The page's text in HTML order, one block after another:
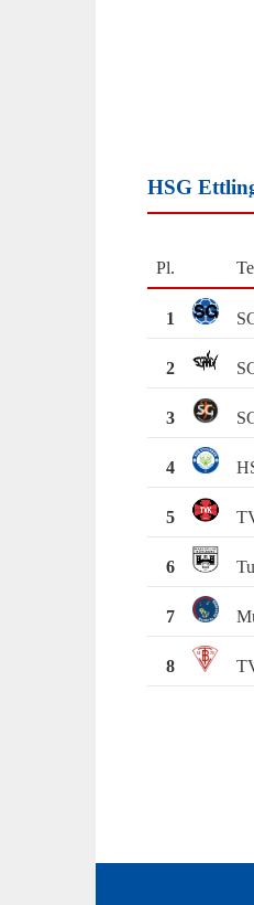
HSG
Pl.
1
2
3
4
5
6
7
8